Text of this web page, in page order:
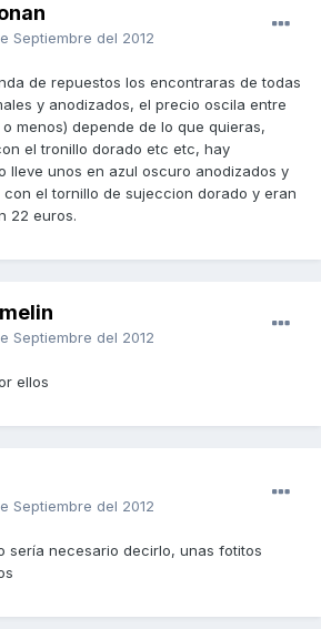
Septiembre del 2012
de repuestos los encontraras de todas
y anodizados, el precio oscila entre
menos) depende de lo que quieras,
el tronillo dorado etc etc, hay
lleve unos en azul oscuro anodizados y
el tornillo de sujeccion dorado y eran
22 euros.
Septiembre del 2012
ellos
Septiembre del 2012
sería necesario decirlo, unas fotitos